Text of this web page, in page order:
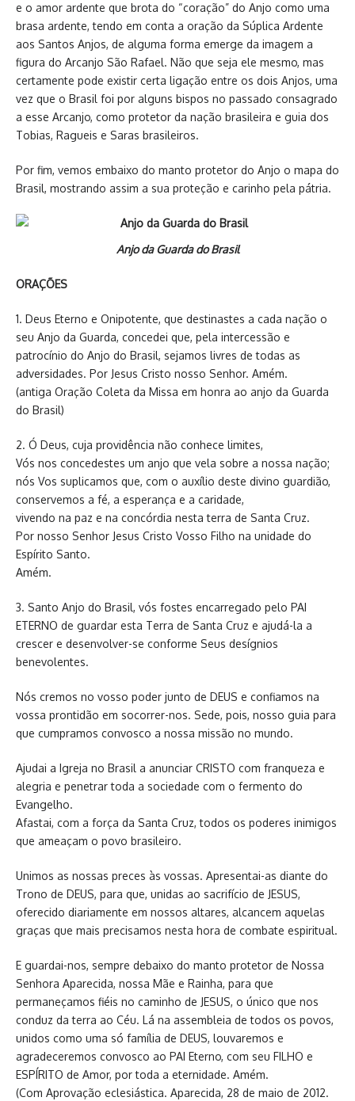
e o amor ardente que brota do “coração” do Anjo como uma
brasa ardente, tendo em conta a oração da Súplica Ardente
aos Santos Anjos, de alguma forma emerge da imagem a
figura do Arcanjo São Rafael. Não que seja ele mesmo, mas
certamente pode existir certa ligação entre os dois Anjos, uma
vez que o Brasil foi por alguns bispos no passado consagrado
a esse Arcanjo, como protetor da nação brasileira e guia dos
Tobias, Ragueis e Saras brasileiros.
Por fim, vemos embaixo do manto protetor do Anjo o mapa do
Brasil, mostrando assim a sua proteção e carinho pela pátria.
Anjo da Guarda do Brasil
ORAÇÕES
1. Deus Eterno e Onipotente, que destinastes a cada nação o
seu Anjo da Guarda, concedei que, pela intercessão e
patrocínio do Anjo do Brasil, sejamos livres de todas as
adversidades. Por Jesus Cristo nosso Senhor. Amém.
(antiga Oração Coleta da Missa em honra ao anjo da Guarda
do Brasil)
2. Ó Deus, cuja providência não conhece limites,
Vós nos concedestes um anjo que vela sobre a nossa nação;
nós Vos suplicamos que, com o auxílio deste divino guardião,
conservemos a fé, a esperança e a caridade,
vivendo na paz e na concórdia nesta terra de Santa Cruz.
Por nosso Senhor Jesus Cristo Vosso Filho na unidade do
Espírito Santo.
Amém.
3. Santo Anjo do Brasil, vós fostes encarregado pelo PAI
ETERNO de guardar esta Terra de Santa Cruz e ajudá-la a
crescer e desenvolver-se conforme Seus desígnios
benevolentes.
Nós cremos no vosso poder junto de DEUS e confiamos na
vossa prontidão em socorrer-nos. Sede, pois, nosso guia para
que cumpramos convosco a nossa missão no mundo.
Ajudai a Igreja no Brasil a anunciar CRISTO com franqueza e
alegria e penetrar toda a sociedade com o fermento do
Evangelho.
Afastai, com a força da Santa Cruz, todos os poderes inimigos
que ameaçam o povo brasileiro.
Unimos as nossas preces às vossas. Apresentai-as diante do
Trono de DEUS, para que, unidas ao sacrifício de JESUS,
oferecido diariamente em nossos altares, alcancem aquelas
graças que mais precisamos nesta hora de combate espiritual.
E guardai-nos, sempre debaixo do manto protetor de Nossa
Senhora Aparecida, nossa Mãe e Rainha, para que
permaneçamos fiéis no caminho de JESUS, o único que nos
conduz da terra ao Céu. Lá na assembleia de todos os povos,
unidos como uma só família de DEUS, louvaremos e
agradeceremos convosco ao PAI Eterno, com seu FILHO e
ESPÍRITO de Amor, por toda a eternidade. Amém.
(Com Aprovação eclesiástica. Aparecida, 28 de maio de 2012.